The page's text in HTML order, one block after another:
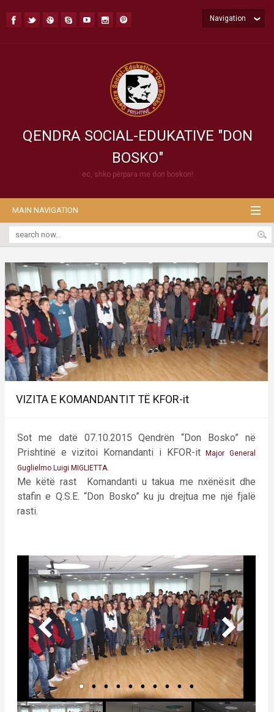
QENDRA SOCIAL-EDUKATIVE "DON
BOSKO"
ec, shko përpara me don boskon!
Navigation
MAIN NAVIGATION
VIZITA E KOMANDANTIT TË KFOR-it
Sot me datë 07.10.2015 Qendrën “Don Bosko” në
Prishtinë e vizitoi Komandanti i KFOR-itMajor General
Guglielmo Luigi MIGLIETTA.
Me këtë rast Komandanti u takua me nxënësit dhe
stafin e Q.S.E. “Don Bosko” ku ju drejtua me një fjalë
rasti.